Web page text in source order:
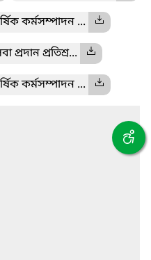
কর্মসম্পাদন ...
প্রদান প্রতিশ্র...
কর্মসম্পাদন ...